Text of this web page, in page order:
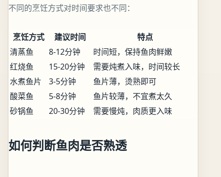
不同的烹饪方式对时间要求也不同：
烹饪方式 建议时间
特点
清蒸鱼
8-12分钟
时间短，保持鱼肉鲜嫩
红烧鱼
15-20分钟
需要炖煮入味，时间较长
水煮鱼片
3-5分钟
鱼片薄，烫熟即可
酸菜鱼
5-8分钟
鱼片较薄，不宜煮太久
砂锅鱼
20-30分钟 需要慢炖，肉质更入味
如何判断鱼肉是否熟透